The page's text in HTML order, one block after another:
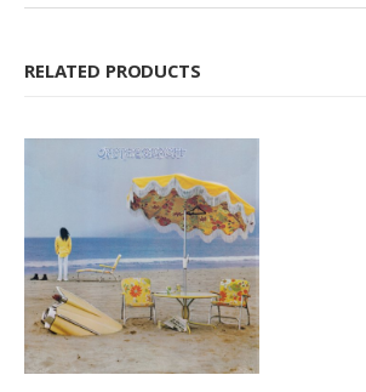
RELATED PRODUCTS